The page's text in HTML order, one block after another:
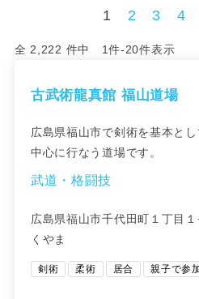
1 2 3 4
全 2,222 件中 1件-20件表示
古武術龍真館 福山道場
広島県福山市で剣術を基本と
中心に行なう道場です。
武道・格闘技
広島県福山市千代田町１丁目
くやま
剣術 柔術 居合 親子で参